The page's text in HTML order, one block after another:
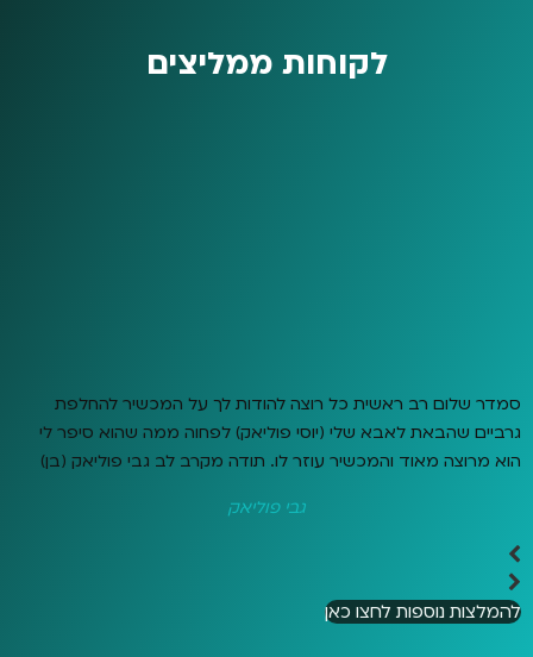
לקוחות ממליצים
סמדר שלום רב ראשית כל רוצה להודות לך על המכשיר להחלפת
גרביים שהבאת לאבא שלי (יוסי פוליאק) לפחוה ממה שהוא סיפר לי
הוא מרוצה מאוד והמכשיר עוזר לו. תודה מקרב לב גבי פוליאק (בן)
גבי פוליאק
להמלצות נוספות לחצו כאן